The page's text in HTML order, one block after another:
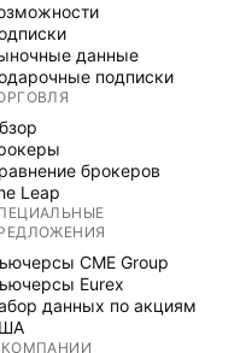
данные
подписки
брокеров
Leap
CME Group
Eurex
данных по акциям